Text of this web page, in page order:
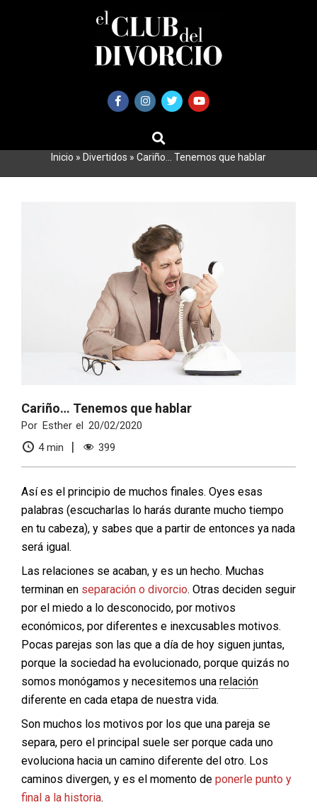
Navigation
BUSCAR
Inicio » Divertidos » Cariño… Tenemos que hablar
Cariño… Tenemos que hablar
Por Esther el
20/02/2020
4 min 399
Así es el principio de muchos finales. Oyes esas
palabras (escucharlas lo harás durante mucho tiempo
en tu cabeza), y sabes que a partir de entonces ya nada
será igual.
Las relaciones se acaban, y es un hecho. Muchas
terminan en separación o divorcio. Otras deciden seguir
por el miedo a lo desconocido, por motivos
económicos, por diferentes e inexcusables motivos.
Pocas parejas son las que a día de hoy siguen juntas,
porque la sociedad ha evolucionado, porque quizás no
somos monógamos y necesitemos una relación
diferente en cada etapa de nuestra vida.
Son muchos los motivos por los que una pareja se
separa, pero el principal suele ser porque cada uno
evoluciona hacia un camino diferente del otro. Los
caminos divergen, y es el momento de ponerle punto y
final a la historia.